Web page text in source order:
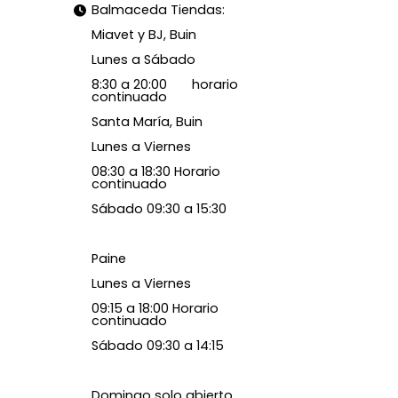
Balmaceda Tiendas:
Miavet y BJ, Buin
Lunes a Sábado
8:30 a 20:00 horario
continuado
Santa María, Buin
Lunes a Viernes
08:30 a 18:30 Horario
continuado
Sábado 09:30 a 15:30
Paine
Lunes a Viernes
09:15 a 18:00 Horario
continuado
Sábado 09:30 a 14:15